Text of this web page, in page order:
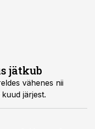
jätkub
vähenes nii
järjest.